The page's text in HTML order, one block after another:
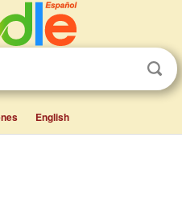
English